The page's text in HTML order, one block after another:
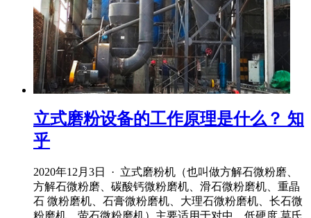
立式磨粉设备的工作原理是什么？ 知
乎
2020年12月3日 · 立式磨粉机（也叫做方解石微粉磨、
方解石微粉磨、碳酸钙微粉磨机、滑石微粉磨机、重晶
石 微粉磨机、石膏微粉磨机、大理石微粉磨机、长石微